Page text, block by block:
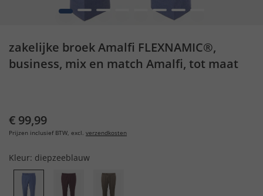
1 2 3 6 7
zakelijke broek Amalfi FLEXNAMIC®,
business, mix en match Amalfi, tot maat
€ 99,99
Prijzen inclusief BTW, excl. verzendkosten
Kleur: diepzeeblauw